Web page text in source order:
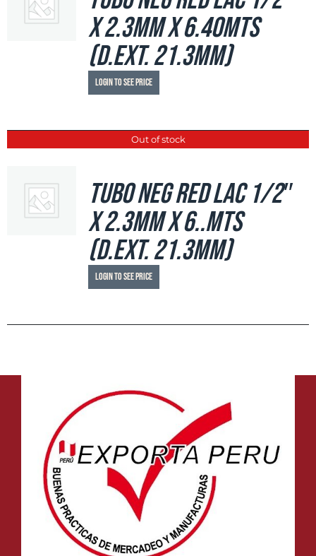
x 2.3mm x 6.40mts
(d.ext. 21.3mm)
Login to see price
Out of stock
Tubo Neg Red LAC 1/2″
x 2.3mm x 6..mts
(d.ext. 21.3mm)
Login to see price